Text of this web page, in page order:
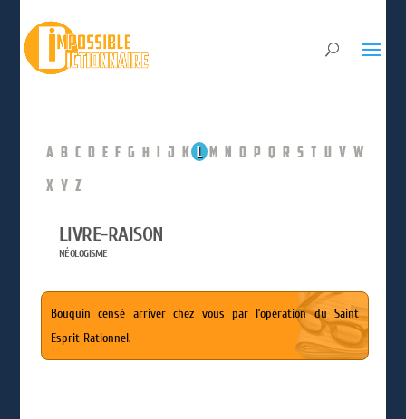
A B C D E F G H I J K L M N O P Q R S T U V W
X Y Z
LIVRE-RAISON
NÉOLOGISME
Bouquin censé arriver chez vous par l’opération du Saint
Esprit Rationnel.